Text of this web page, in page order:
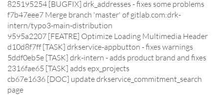
825195254 [BUGFIX] drk_addresses - fixes some problems
f7b47eee7 Merge branch 'master' of gitlab.com:drk-
intern/typo3-main-distribution
9595a2207 [FEATRE] Optimize Loading Multimedia Header
d10d8f7ff [TASK] drkservice-appbutton - fixes warnings
5ddf0eb5e [TASK] drk-intern - adds product brand and fixes
2316fae65 [TASK] adds epx_projects
cb67e1636 [DOC] update drkservice_commitment_search
page